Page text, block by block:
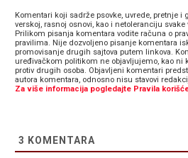
Komentari koji sadrže psovke, uvrede, pretnje i
verskoj, rasnoj osnovi, kao i netoleranciju
Prilikom pisanja komentara vodite računa o
pravilima. Nije dozvoljeno pisanje komentara
promovisanje drugih sajtova putem linkova.
uređivačkom politikom ne objavljujemo, kao ni
protiv drugih osoba. Objavljeni komentari
autora komentara, odnosno nisu stavovi
Za više informacija pogledajte Pravila
3 KOMENTARA